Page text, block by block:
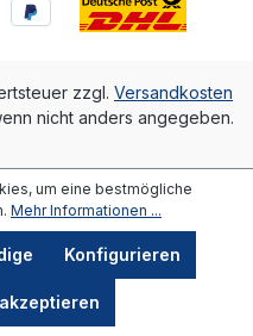
zzgl. Versandkosten
nicht anders angegeben.
um eine bestmögliche
Mehr Informationen ...
Konfigurieren